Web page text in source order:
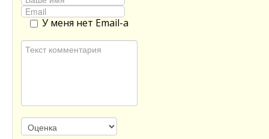
У меня нет Email-а